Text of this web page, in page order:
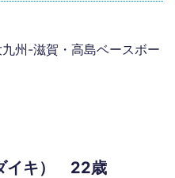
州-滋賀・高島ベースボー
キ） 22歳